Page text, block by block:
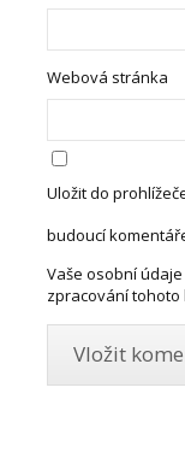
Webová stránka
Uložit do
budoucí
Vaše osobní
zpracování tohoto